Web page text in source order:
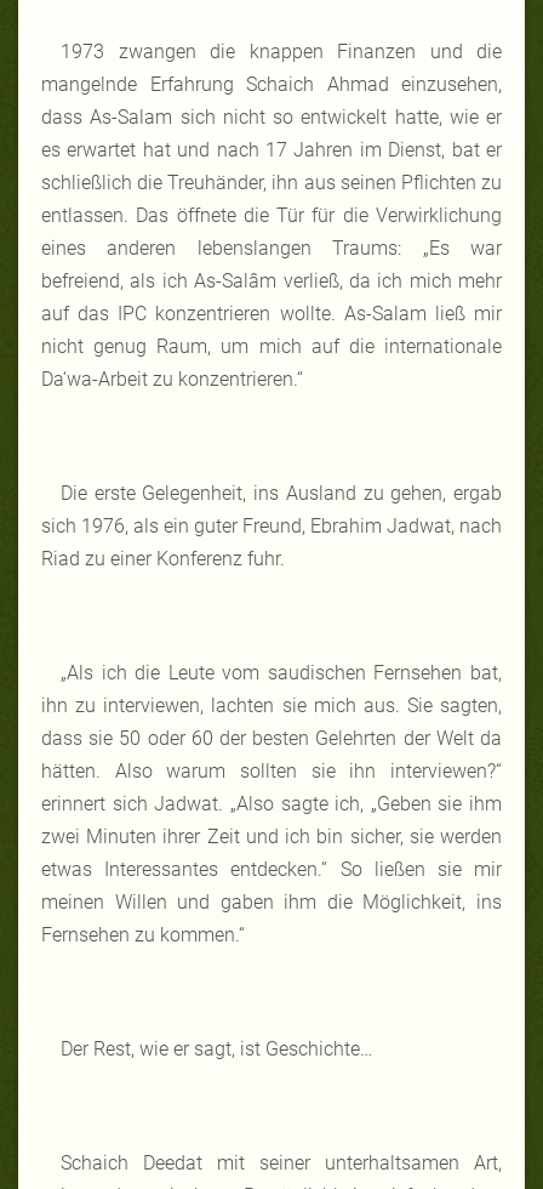
1973 zwangen die knappen Finanzen und die
mangelnde Erfahrung Schaich Ahmad einzusehen,
dass As-Salam sich nicht so entwickelt hatte, wie er
es erwartet hat und nach 17 Jahren im Dienst, bat er
schließlich die Treuhänder, ihn aus seinen Pflichten zu
entlassen. Das öffnete die Tür für die Verwirklichung
eines anderen lebenslangen Traums: „Es war
befreiend, als ich As-Salâm verließ, da ich mich mehr
auf das IPC konzentrieren wollte. As-Salam ließ mir
nicht genug Raum, um mich auf die internationale
Da‘wa-Arbeit zu konzentrieren.“
Die erste Gelegenheit, ins Ausland zu gehen, ergab
sich 1976, als ein guter Freund, Ebrahim Jadwat, nach
Riad zu einer Konferenz fuhr.
„Als ich die Leute vom saudischen Fernsehen bat,
ihn zu interviewen, lachten sie mich aus. Sie sagten,
dass sie 50 oder 60 der besten Gelehrten der Welt da
hätten. Also warum sollten sie ihn interviewen?“
erinnert sich Jadwat. „Also sagte ich, „Geben sie ihm
zwei Minuten ihrer Zeit und ich bin sicher, sie werden
etwas Interessantes entdecken.“ So ließen sie mir
meinen Willen und gaben ihm die Möglichkeit, ins
Fernsehen zu kommen.“
Der Rest, wie er sagt, ist Geschichte…
Schaich Deedat mit seiner unterhaltsamen Art,